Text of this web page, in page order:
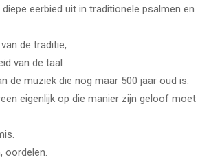
eerbied uit in traditionele psalmen en
de traditie,
van de taal
de muziek die nog maar 500 jaar oud is.
eigenlijk op die manier zijn geloof moet
oordelen.